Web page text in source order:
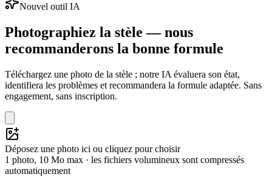
Nouvel outil IA
Photographiez la stèle — nous
recommanderons la bonne formule
Téléchargez une photo de la stèle ; notre IA évaluera son état,
identifiera les problèmes et recommandera la formule adaptée. Sans
engagement, sans inscription.
Déposez une photo ici ou cliquez pour choisir
1 photo, 10 Mo max · les fichiers volumineux sont compressés
automatiquement